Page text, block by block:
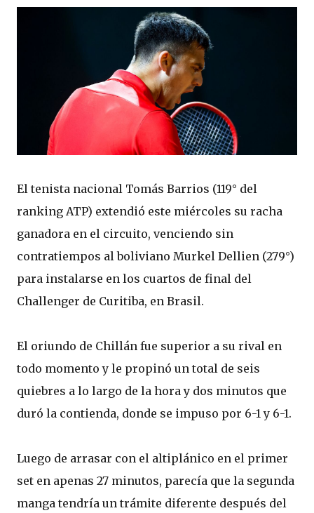
El tenista nacional Tomás Barrios (119° del
ranking ATP) extendió este miércoles su racha
ganadora en el circuito, venciendo sin
contratiempos al boliviano Murkel Dellien (279°)
para instalarse en los cuartos de final del
Challenger de Curitiba, en Brasil.
El oriundo de Chillán fue superior a su rival en
todo momento y le propinó un total de seis
quiebres a lo largo de la hora y dos minutos que
duró la contienda, donde se impuso por 6-1 y 6-1.
Luego de arrasar con el altiplánico en el primer
set en apenas 27 minutos, parecía que la segunda
manga tendría un trámite diferente después del